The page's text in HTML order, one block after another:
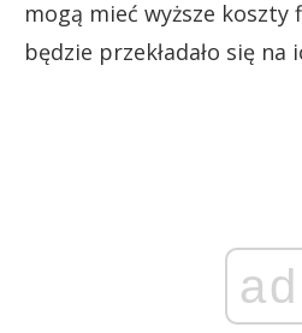
mogą mieć wyższe koszty
będzie przekładało się
ad